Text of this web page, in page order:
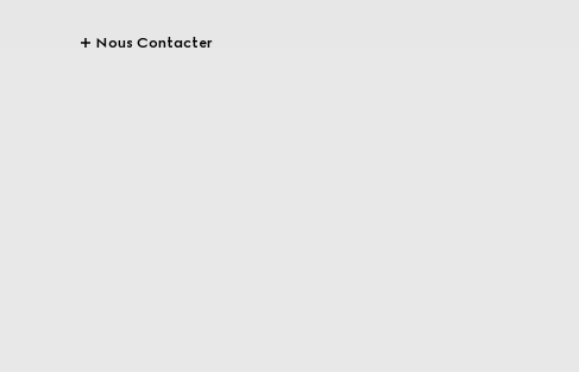
Nous Contacter